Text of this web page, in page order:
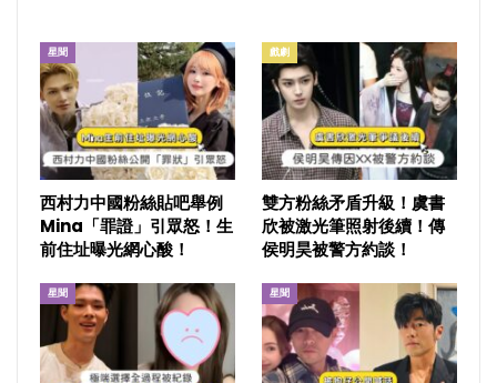
星聞
西村力中國粉絲貼吧舉例
Mina「罪證」引眾怒！生
前住址曝光網心酸！
戲劇
雙方粉絲矛盾升級！虞書
欣被激光筆照射後續！傳
侯明昊被警方約談！
星聞 星聞